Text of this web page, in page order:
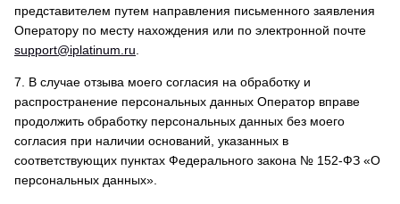
представителем путем направления письменного заявления
Оператору по месту нахождения или по электронной почте
support@iplatinum.ru.
7. В случае отзыва моего согласия на обработку и
распространение персональных данных Оператор вправе
продолжить обработку персональных данных без моего
согласия при наличии оснований, указанных в
соответствующих пунктах Федерального закона № 152-ФЗ «О
персональных данных».